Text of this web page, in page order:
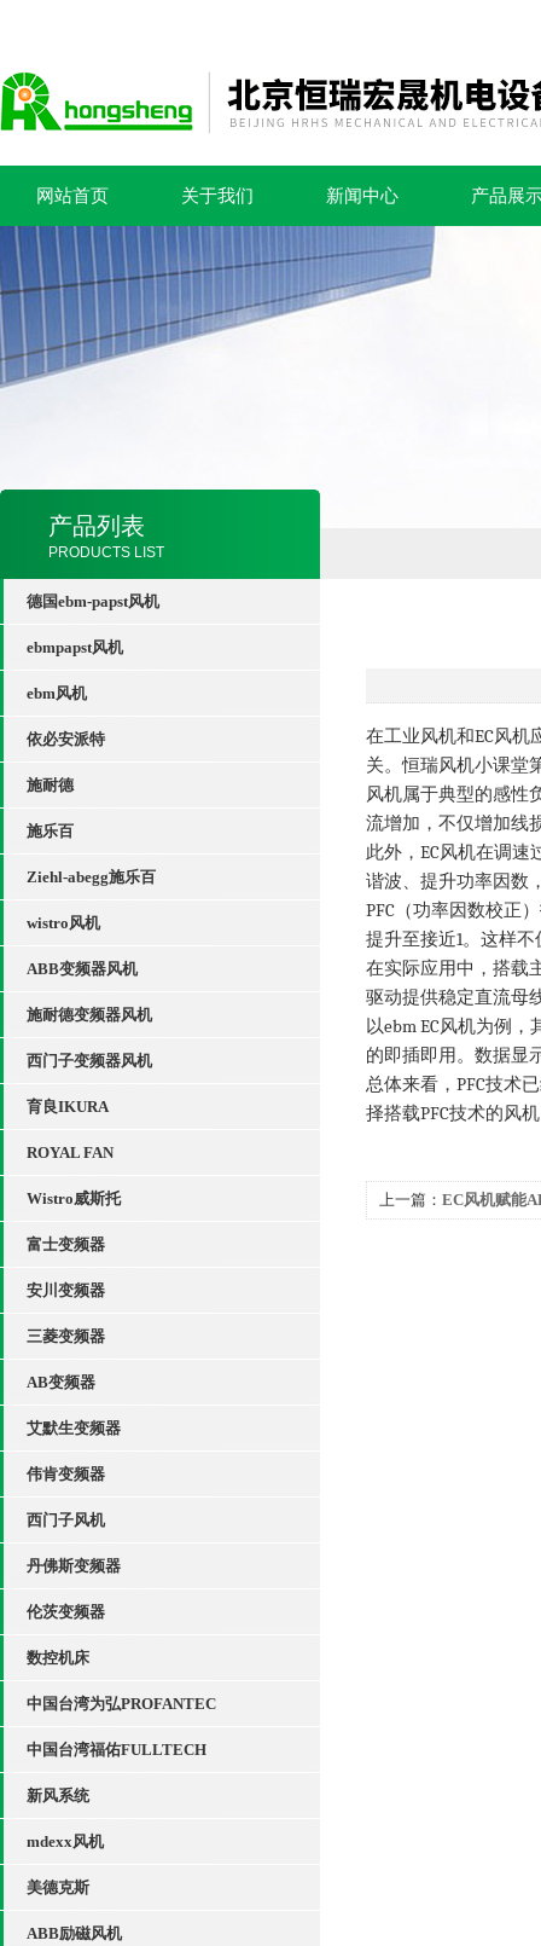
网站首页 关于我们 新闻中心 产品展
产品列表
PRODUCTS LIST
德国ebm-papst风机
ebmpapst风机
ebm风机
依必安派特
施耐德
施乐百
Ziehl-abegg施乐百
wistro风机
ABB变频器风机
施耐德变频器风机
西门子变频器风机
育良IKURA
ROYAL FAN
Wistro威斯托
富士变频器
安川变频器
三菱变频器
AB变频器
艾默生变频器
伟肯变频器
西门子风机
丹佛斯变频器
伦茨变频器
数控机床
中国台湾为弘PROFANTEC
中国台湾福佑FULLTECH
新风系统
mdexx风机
美德克斯
ABB励磁风机
在工业风机和EC风机
关。恒瑞风机小课堂
风机属于典型的感性
流增加，不仅增加线
此外， EC风机在调速
谐波、提升功率因数
PFC （功率因数校正
提升至接近1。这样
在实际应用中，搭载
驱动提供稳定直流母
以ebm EC风机为例，
的即插即用。数据显
总体来看， PFC技术
择搭载PFC技术的风
上一篇： EC风机赋能